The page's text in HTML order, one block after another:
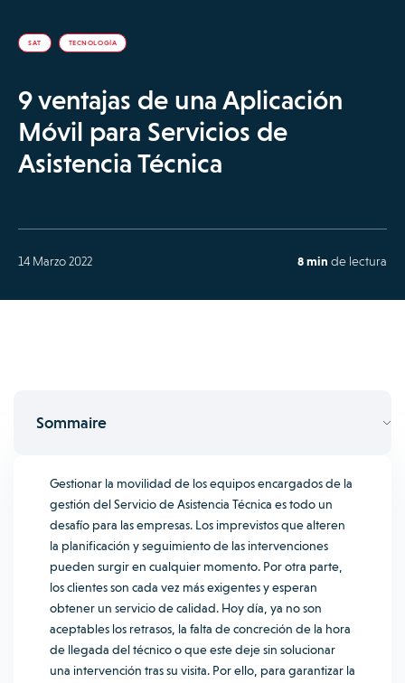
SAT TECNOLOGÍA
9 ventajas de una Aplicación
Móvil para Servicios de
Asistencia Técnica
14 Marzo 2022 8 min de lectura
Sommaire
Gestionar la movilidad de los equipos encargados de la
gestión del Servicio de Asistencia Técnica es todo un
desafío para las empresas. Los imprevistos que alteren
la planificación y seguimiento de las intervenciones
pueden surgir en cualquier momento. Por otra parte,
los clientes son cada vez más exigentes y esperan
obtener un servicio de calidad. Hoy día, ya no son
aceptables los retrasos, la falta de concreción de la hora
de llegada del técnico o que este deje sin solucionar
una intervención tras su visita. Por ello, para garantizar la